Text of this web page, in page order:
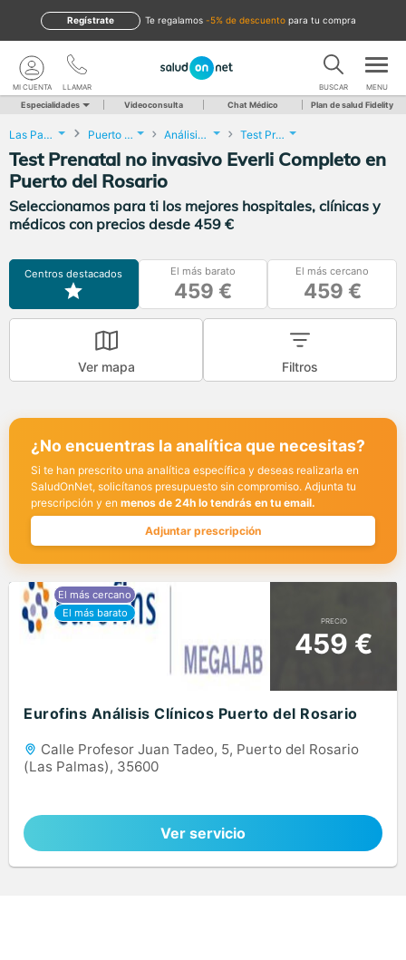
te regalamos -5% de descuento para tu compra
Regístrate
LLAMAR
MI CUENTA BUSCAR MENU
Especialidades Videoconsulta Chat Médico Plan de salud Fidelity
Las Palmas Puerto del Rosario Análisis Clínicos Test Prenatal no invasivo Everli Completo
Test Prenatal no invasivo Everli Completo en
Puerto del Rosario
Seleccionamos para ti los mejores hospitales, clínicas y
médicos con precios desde 459 €
Centros destacados El más barato
459 €
El más cercano
459 €
Ver mapa Filtros
¿No encuentras la analítica que necesitas?
Si te han prescrito una analítica específica y deseas realizarla en
SaludOnNet, solicítanos presupuesto sin compromiso. Adjunta tu
prescripción y en menos de 24h lo tendrás en tu email.
Adjuntar prescripción
PRECIO
459 €
Eurofins Análisis Clínicos Puerto del Rosario
Calle Profesor Juan Tadeo, 5, Puerto del Rosario
(Las Palmas), 35600
Ver servicio